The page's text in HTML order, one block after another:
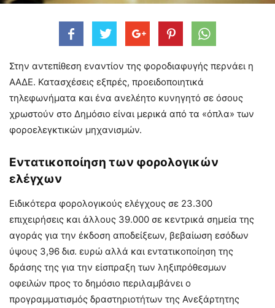
Στην αντεπίθεση εναντίον της φοροδιαφυγής περνάει η
ΑΑΔΕ. Κατασχέσεις εξπρές, προειδοποιητικά
τηλεφωνήματα και ένα ανελέητο κυνηγητό σε όσους
χρωστούν στο Δημόσιο είναι μερικά από τα «όπλα» των
φοροελεγκτικών μηχανισμών.
Εντατικοποίηση των φορολογικών
ελέγχων
Ειδικότερα φορολογικούς ελέγχους σε 23.300
επιχειρήσεις και άλλους 39.000 σε κεντρικά σημεία της
αγοράς για την έκδοση αποδείξεων, βεβαίωση εσόδων
ύψους 3,96 δισ. ευρώ αλλά και εντατικοποίηση της
δράσης της για την είσπραξη των ληξιπρόθεσμων
οφειλών προς το δημόσιο περιλαμβάνει ο
προγραμματισμός δραστηριοτήτων της Ανεξάρτητης